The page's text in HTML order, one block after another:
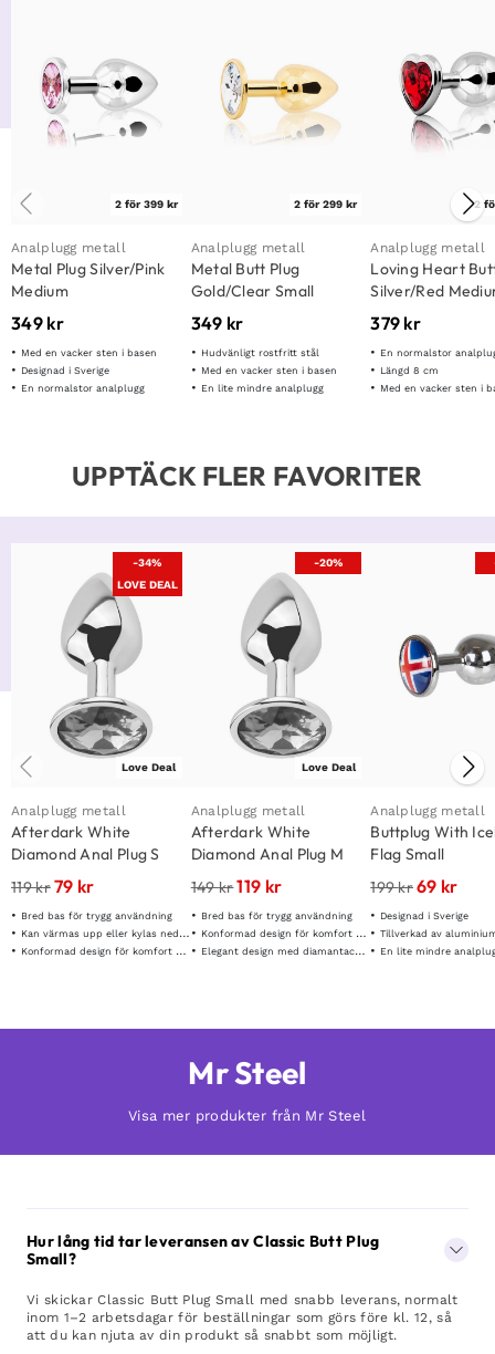
2 för 399 kr
Analplugg metall
Metal Plug Silver/Pink
Medium
349 kr
Med en vacker sten i basen
Designad i Sverige
En normalstor analplugg
2 för 299 kr
Analplugg metall
Metal Butt Plug
Gold/Clear Small
349 kr
Hudvänligt rostfritt stål
Med en vacker sten i basen
En lite mindre analplugg
2
Analplugg metall
Loving Heart
Silver/Red
379 kr
En normalstor
Längd 8 cm
Med en vacker sten i
UPPTÄCK FLER FAVORITER
-34%
LOVE DEAL
Love Deal
Analplugg metall
Afterdark White
Diamond Anal Plug S
119kr79 kr
Bred bas för trygg användning
Kan värmas upp eller kylas ned för tempratursspel
Konformad design för komfort & stabilitet
-20%
Love Deal
Analplugg metall
Afterdark White
Diamond Anal Plug M
149kr119 kr
Bred bas för trygg användning
Konformad design för komfort & stabilitet
Elegant design med diamantaccent
Analplugg metall
Buttplug With
Flag Small
199kr69 kr
Designad i Sverige
Tillverkad av
En lite mindre
Mr Steel
Visa mer produkter från Mr Steel
Hur lång tid tar leveransen av Classic Butt Plug
Small?
Vi skickar Classic Butt Plug Small med snabb leverans, normalt
inom 1–2 arbetsdagar för beställningar som görs före kl. 12, så
att du kan njuta av din produkt så snabbt som möjligt.